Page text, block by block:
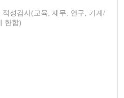
성검사(교육, 재무, 연구, 기계/
한함)